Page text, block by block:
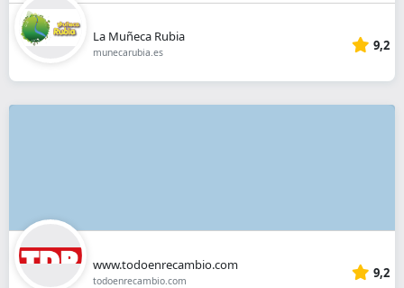
La Muñeca Rubia
munecarubia.es 9,2
www.todoenrecambio.com
todoenrecambio.com 9,2